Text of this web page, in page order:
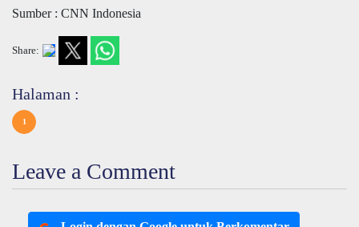
Sumber : CNN Indonesia
Share:
Halaman :
1
Leave a Comment